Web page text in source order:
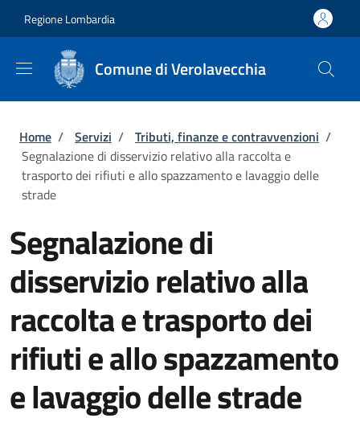
Regione Lombardia
Comune di Verolavecchia
Briciole di pane
Home / Servizi / Tributi, finanze e contravvenzioni /
Segnalazione di disservizio relativo alla raccolta e
trasporto dei rifiuti e allo spazzamento e lavaggio delle
strade
Segnalazione di
disservizio relativo alla
raccolta e trasporto dei
rifiuti e allo spazzamento
e lavaggio delle strade